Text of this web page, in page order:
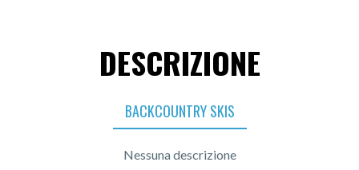
DESCRIZIONE
BACKCOUNTRY SKIS
Nessuna descrizione